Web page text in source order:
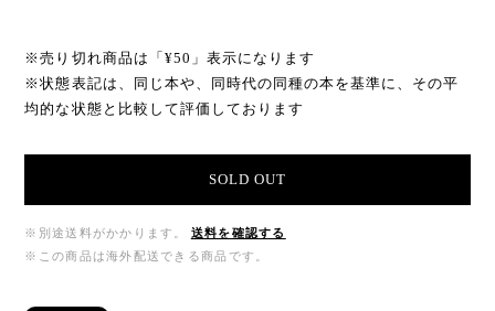
※売り切れ商品は「¥50」表示になります
※状態表記は、同じ本や、同時代の同種の本を基準に、その平
均的な状態と比較して評価しております
SOLD OUT
※別途送料がかかります。
送料を確認する
※この商品は海外配送できる商品です。